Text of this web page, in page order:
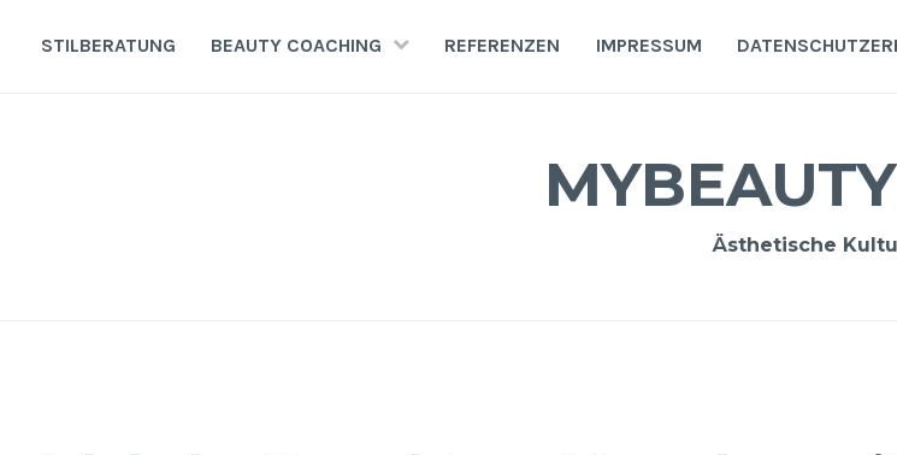
InhaltSTILBERATUNG BEAUTY COACHING REFERENZEN IMPRESSUM
Ästhetische